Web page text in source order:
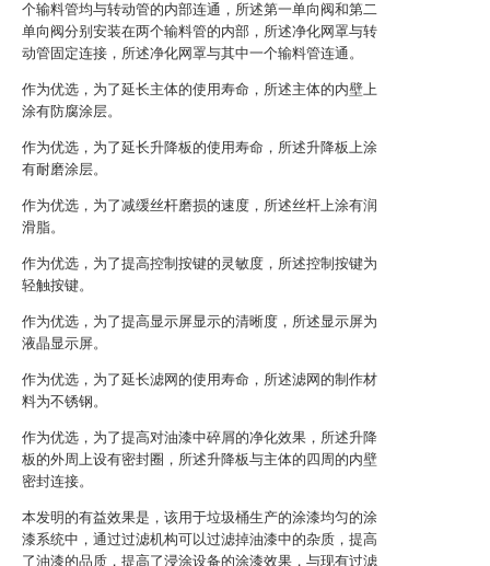
个输料管均与转动管的内部连通，所述第一单向阀和第二
单向阀分别安装在两个输料管的内部，所述净化网罩与转
动管固定连接，所述净化网罩与其中一个输料管连通。
作为优选，为了延长主体的使用寿命，所述主体的内壁上
涂有防腐涂层。
作为优选，为了延长升降板的使用寿命，所述升降板上涂
有耐磨涂层。
作为优选，为了减缓丝杆磨损的速度，所述丝杆上涂有润
滑脂。
作为优选，为了提高控制按键的灵敏度，所述控制按键为
轻触按键。
作为优选，为了提高显示屏显示的清晰度，所述显示屏为
液晶显示屏。
作为优选，为了延长滤网的使用寿命，所述滤网的制作材
料为不锈钢。
作为优选，为了提高对油漆中碎屑的净化效果，所述升降
板的外周上设有密封圈，所述升降板与主体的四周的内壁
密封连接。
本发明的有益效果是，该用于垃圾桶生产的涂漆均匀的涂
漆系统中，通过过滤机构可以过滤掉油漆中的杂质，提高
了油漆的品质，提高了浸涂设备的涂漆效果，与现有过滤